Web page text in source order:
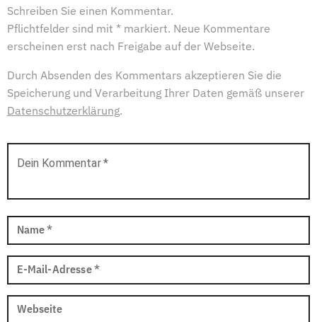
Schreiben Sie einen Kommentar.
Pflichtfelder sind mit * markiert. Neue Kommentare
erscheinen erst nach Freigabe auf der Webseite.
Durch Absenden des Kommentars akzeptieren Sie die
Speicherung und Verarbeitung Ihrer Daten gemäß unserer
Datenschutzerklärung.
Dein Kommentar*
Name *
E-Mail-Adresse *
Webseite